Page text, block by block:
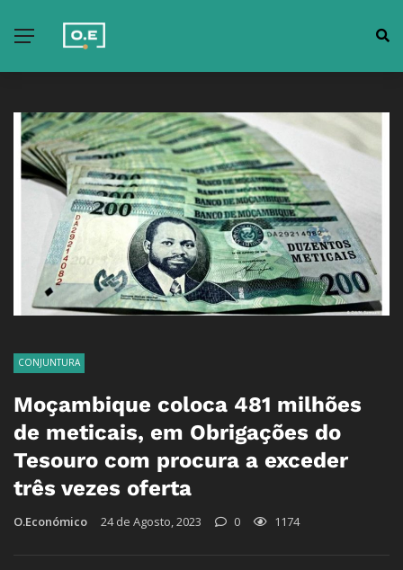
CONJUNTURA
Moçambique coloca 481 milhões
de meticais, em Obrigações do
Tesouro com procura a exceder
três vezes oferta
O.Económico 24 de Agosto, 2023 0 1174